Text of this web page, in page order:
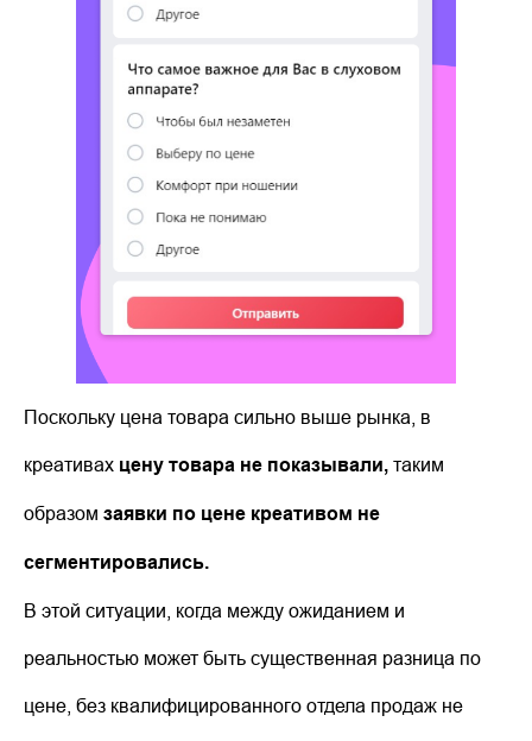
Поскольку цена товара сильно выше рынка, в
креативах цену товара не показывали, таким
образом заявки по цене креативом не
сегментировались.
В этой ситуации, когда между ожиданием и
реальностью может быть существенная разница по
цене, без квалифицированного отдела продаж не